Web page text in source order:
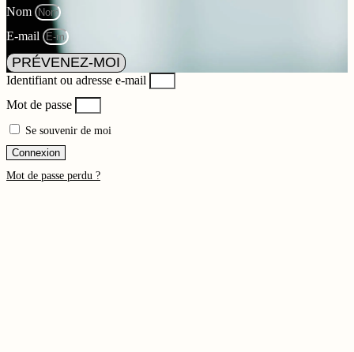
Nom
E-mail
PRÉVENEZ-MOI
Identifiant ou adresse e-mail
Mot de passe
Se souvenir de moi
Connexion
Mot de passe perdu ?